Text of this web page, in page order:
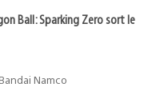
Ball: Sparking Zero sort le
Namco